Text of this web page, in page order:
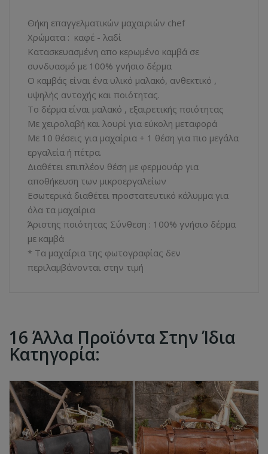
Θήκη επαγγελματικών μαχαιριών chef
Χρώματα : καφέ - λαδί
Κατασκευασμένη απο κερωμένο καμβά σε
συνδυασμό με 100% γνήσιο δέρμα
Ο καμβάς είναι ένα υλικό μαλακό, ανθεκτικό ,
υψηλής αντοχής και ποιότητας.
Το δέρμα είναι μαλακό , εξαιρετικής ποιότητας
Με χειρολαβή και λουρί για εύκολη μεταφορά
Με 10 θέσεις για μαχαίρια + 1 θέση για πιο μεγάλα
εργαλεία ή πέτρα.
Διαθέτει επιπλέον θέση με φερμουάρ για
αποθήκευση των μικροεργαλείων
Εσωτερικά διαθέτει προστατευτικό κάλυμμα για
όλα τα μαχαίρια
Άριστης ποιότητας Σύνθεση : 100% γνήσιο δέρμα
με καμβά
* Τα μαχαίρια της φωτογραφίας δεν
περιλαμβάνονται στην τιμή
16 Άλλα Προϊόντα Στην Ίδια
Κατηγορία: